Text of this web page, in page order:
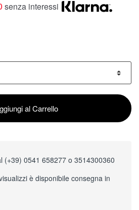
senza interessi
al Carrello
(+39) 0541 658277 o 3514300360
è disponibile consegna in